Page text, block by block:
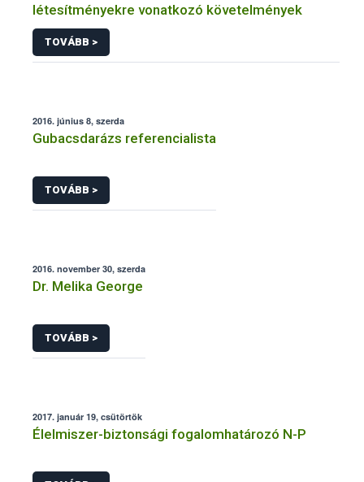
létesítményekre vonatkozó követelmények
TOVÁBB >
2016. június 8, szerda
Gubacsdarázs referencialista
TOVÁBB >
2016. november 30, szerda
Dr. Melika George
TOVÁBB >
2017. január 19, csütörtök
Élelmiszer-biztonsági fogalomhatározó N-P